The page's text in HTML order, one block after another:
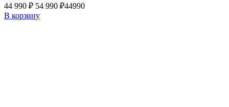
44 990 ₽ 54 990 ₽44990
В корзину